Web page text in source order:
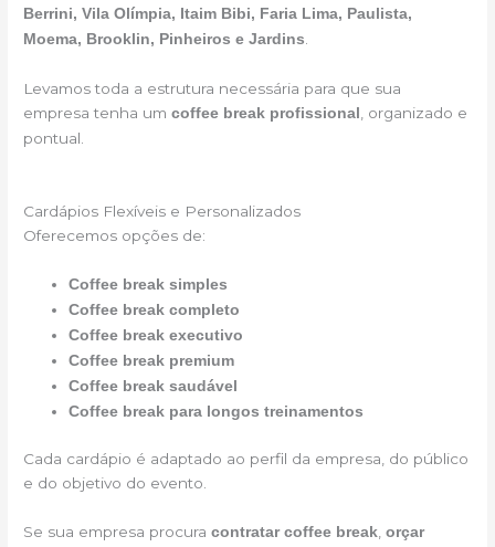
Berrini, Vila Olímpia, Itaim Bibi, Faria Lima, Paulista,
Moema, Brooklin, Pinheiros e Jardins.
Levamos toda a estrutura necessária para que sua
empresa tenha umcoffee break profissional , organizado e
pontual.
Cardápios Flexíveis e Personalizados
Oferecemos opções de:
Coffee break simples
Coffee break completo
Coffee break executivo
Coffee break premium
Coffee break saudável
Coffee break para longos treinamentos
Cada cardápio é adaptado ao perfil da empresa, do público
e do objetivo do evento.
Se sua empresa procuracontratar coffee break,orçar